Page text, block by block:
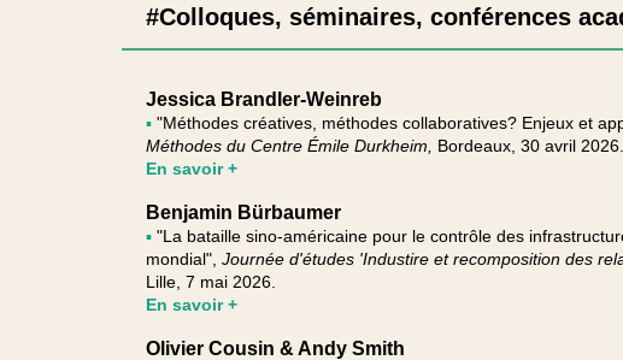
#Colloques, séminaires, conférences
Jessica Brandler-Weinreb
▪ "Méthodes créatives, méthodes collaboratives? Enjeux et
Méthodes du Centre Émile Durkheim,
Bordeaux, 30 avril 2026.
En savoir +
Benjamin Bürbaumer
▪ "La bataille sino-américaine pour le contrôle des
mondial", Journée d'études 'Industire et recomposition des
Lille, 7 mai 2026.
En savoir +
Olivier Cousin & Andy Smith